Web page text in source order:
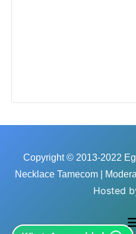
Copyright © 2013-2022
Necklace Tamecom |
Hosted